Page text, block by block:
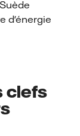
d'énergie
clefs